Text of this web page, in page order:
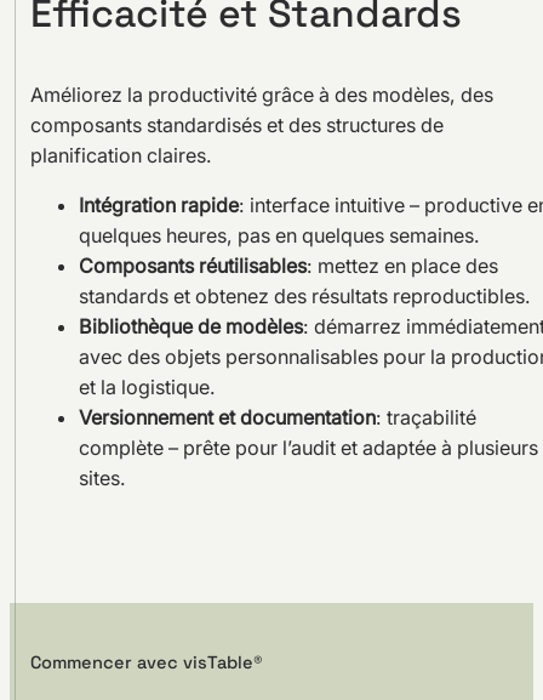
Efficacité et Standards
Améliorez la productivité grâce à des modèles, des
composants standardisés et des structures de
planification claires.
Intégration rapide: interface intuitive – productive
quelques heures, pas en quelques semaines.
Composants réutilisables: mettez en place des
standards et obtenez des résultats reproductibles.
Bibliothèque de modèles: démarrez
avec des objets personnalisables pour la
et la logistique.
Versionnement et documentation: traçabilité
complète – prête pour l’audit et adaptée à plusieurs
sites.
Commencer avec visTable®